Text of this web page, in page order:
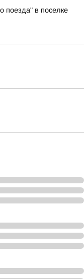
поезда" в поселке